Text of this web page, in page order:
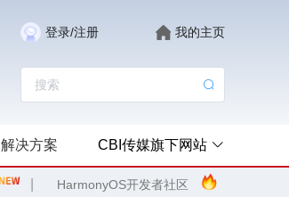
登录/注册 我的主页
解决方案 CBI传媒旗下网站
HarmonyOS开发者社区